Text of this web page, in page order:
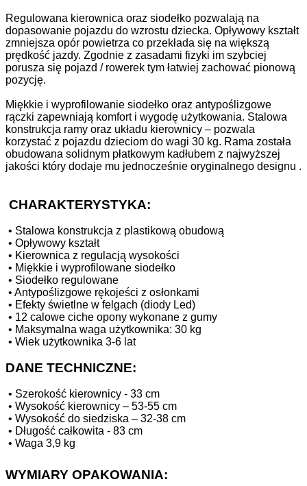
Regulowana kierownica oraz siodełko pozwalają na
dopasowanie pojazdu do wzrostu dziecka. Opływowy kształt
zmniejsza opór powietrza co przekłada się na większą
prędkość jazdy. Zgodnie z zasadami fizyki im szybciej
porusza się pojazd / rowerek tym łatwiej zachować pionową
pozycję.
Miękkie i wyprofilowanie siodełko oraz antypoślizgowe
rączki zapewniają komfort i wygodę użytkowania. Stalowa
konstrukcja ramy oraz układu kierownicy – pozwala
korzystać z pojazdu dzieciom do wagi 30 kg. Rama została
obudowana solidnym płatkowym kadłubem z najwyższej
jakości który dodaje mu jednocześnie oryginalnego designu .
CHARAKTERYSTYKA:
• Stalowa konstrukcja z plastikową obudową
• Opływowy kształt
• Kierownica z regulacją wysokości
• Miękkie i wyprofilowane siodełko
• Siodełko regulowane
• Antypoślizgowe rękojeści z osłonkami
• Efekty świetlne w felgach (diody Led)
• 12 calowe ciche opony wykonane z gumy
• Maksymalna waga użytkownika: 30 kg
• Wiek użytkownika 3-6 lat
DANE TECHNICZNE:
• Szerokość kierownicy - 33 cm
• Wysokość kierownicy – 53-55 cm
• Wysokość do siedziska – 32-38 cm
• Długość całkowita - 83 cm
• Waga 3,9 kg
WYMIARY OPAKOWANIA: